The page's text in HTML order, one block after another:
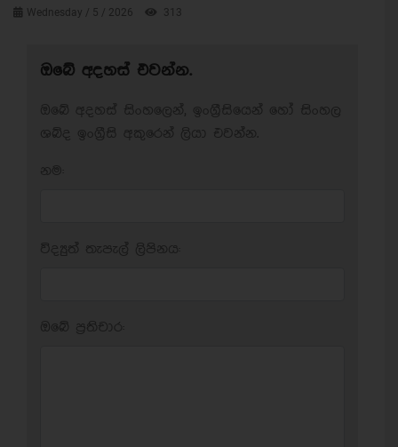
Wednesday / 5 / 2026 313
ඔබේ අදහස් එවන්න.